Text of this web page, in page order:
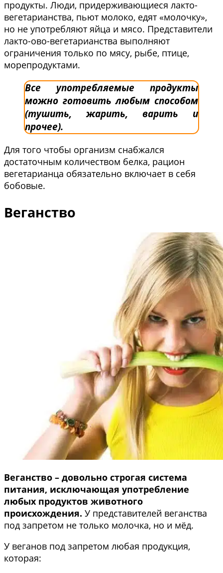
продукты. Люди, придерживающиеся лакто-
вегетарианства, пьют молоко, едят «молочку»,
но не употребляют яйца и мясо. Представители
лакто-ово-вегетарианства выполняют
ограничения только по мясу, рыбе, птице,
морепродуктами.
Все употребляемые продукты
можно готовить любым способом
(тушить, жарить, варить и
прочее).
Для того чтобы организм снабжался
достаточным количеством белка, рацион
вегетарианца обязательно включает в себя
бобовые.
Веганство
Веганство – довольно строгая система
питания, исключающая употребление
любых продуктов животного
происхождения. У представителей веганства
под запретом не только молочка, но и мёд.
У веганов под запретом любая продукция,
которая: